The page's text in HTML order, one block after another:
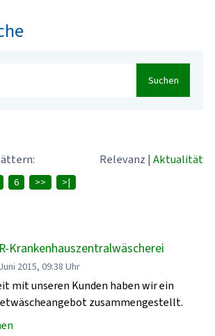
Suchen
Relevanz | Aktualität
6 >> >|
Krankenhauszentralwäscherei
2015, 09:38 Uhr
mit unseren Kunden haben wir ein
zusammengestellt.